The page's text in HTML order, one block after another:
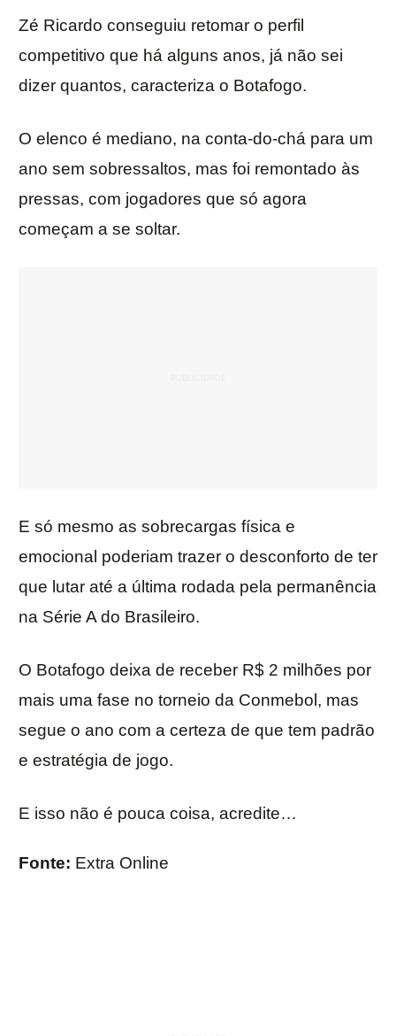
Zé Ricardo conseguiu retomar o perfil
competitivo que há alguns anos, já não sei
dizer quantos, caracteriza o Botafogo.
O elenco é mediano, na conta-do-chá para um
ano sem sobressaltos, mas foi remontado às
pressas, com jogadores que só agora
começam a se soltar.
E só mesmo as sobrecargas física e
emocional poderiam trazer o desconforto de ter
que lutar até a última rodada pela permanência
na Série A do Brasileiro.
O Botafogo deixa de receber R$ 2 milhões por
mais uma fase no torneio da Conmebol, mas
segue o ano com a certeza de que tem padrão
e estratégia de jogo.
E isso não é pouca coisa, acredite…
Fonte: Extra Online